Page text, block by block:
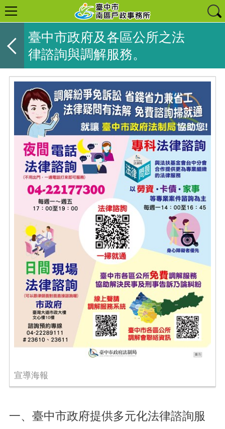
臺中市政府及各區公所之法
律諮詢與調解服務。
宣導海報
一、臺中市政府提供多元化法律諮詢服